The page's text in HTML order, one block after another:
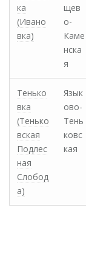
ка
(Ивано
вка)
щев
о-
Каме
нска
я
Тенько
вка
(Тенько
вская
Подлес
ная
Слобод
а)
Язык
ово-
Тень
ковс
кая